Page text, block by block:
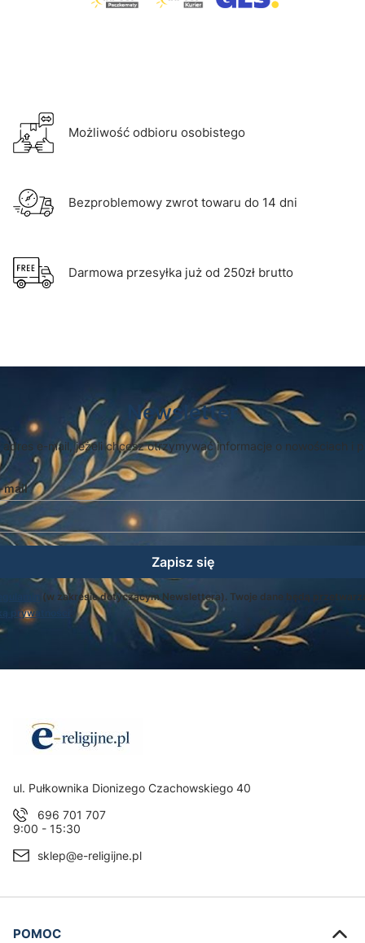
Możliwość odbioru osobistego
Bezproblemowy zwrot towaru do 14 dni
Darmowa przesyłka już od 250zł brutto
Newsletter
adres e-mail, jeżeli chcesz otrzymywać informacje o nowościach i
mail
Zapisz się
(w zakresie dotyczącym Newslettera). Twoje dane będą
prywatności
Adres:
ul. Pułkownika Dionizego Czachowskiego 40
696 701 707
9:00 - 15:30
sklep@e-religijne.pl
Linki w stopce
POMOC